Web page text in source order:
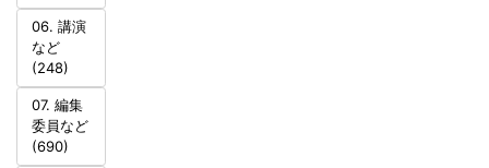
06. 講演
など
(248)
07. 編集
委員など
(690)